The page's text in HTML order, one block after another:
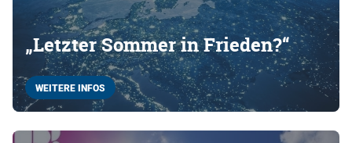
„Letzter Sommer in Frieden?“
WEITERE INFOS